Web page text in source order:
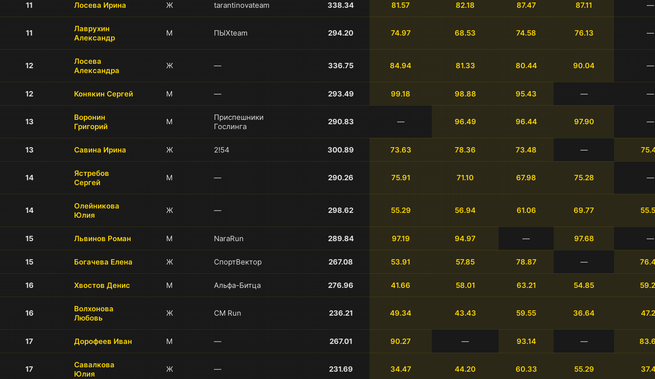
11 Лосева Ирина Ж tarantinovateam 338.34 81.57 82.18 87.47 87.11 —
11
Лаврухин
Александр
М ПЫХteam 294.20 74.97 68.53 74.58 76.13 —
12
Лосева
Александра
Ж — 336.75 84.94 81.33 80.44 90.04 —
12 Конякин Сергей М — 293.49 99.18 98.88 95.43 — —
13
Воронин
Григорий
М
Приспешники
Гослинга
290.83 — 96.49 96.44 97.90 —
13 Савина Ирина Ж 2!54 300.89 73.63 78.36 73.48 —
14
Ястребов
Сергей
М — 290.26 75.91 71.10 67.98 75.28 —
14
Олейникова
Юлия
Ж — 298.62 55.29 56.94 61.06 69.77
15 Львинов Роман М NaraRun 289.84 97.19 94.97 — 97.68 —
15 Богачева Елена Ж СпортВектор 267.08 53.91 57.85 78.87 —
16 Хвостов Денис М Альфа-Битца 276.96 41.66 58.01 63.21 54.85
16
Волхонова
Любовь
Ж СМ Run 236.21 49.34 43.43 59.55 36.64
17 Дорофеев Иван М — 267.01 90.27 — 93.14 —
17
Савалкова
Юлия
Ж — 231.69 34.47 44.20 60.33 55.29